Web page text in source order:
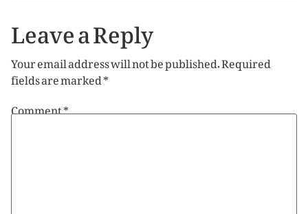
Leave a Reply
Your email address will not be published.Required
fields are marked*
Comment*